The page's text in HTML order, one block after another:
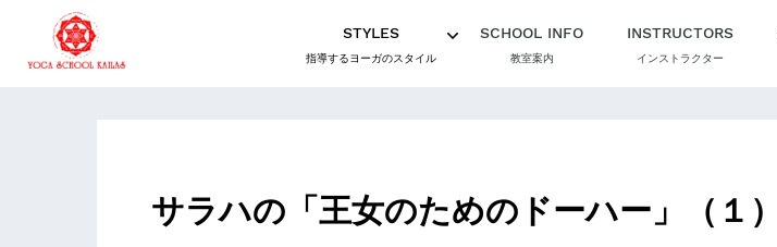
STYLES
指導するヨーガのスタイル
SCHOOL INFO
教室案内
INSTRUCTORS
インストラクター
サラハの「王女のためのドーハー」（１）